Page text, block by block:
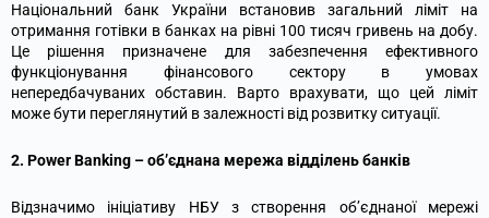
Національний банк України встановив загальний ліміт на
отримання готівки в банках на рівні 100 тисяч гривень на добу.
Це рішення призначене для забезпечення ефективного
функціонування фінансового сектору в умовах
непередбачуваних обставин. Варто врахувати, що цей ліміт
може бути переглянутий в залежності від розвитку ситуації.
2. Power Banking – об’єднана мережа відділень банків
Відзначимо ініціативу НБУ з створення об’єднаної мережі